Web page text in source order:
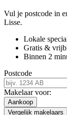
Vul je postcode in
Lisse.
Lokale
Gratis &
Binnen 2
Postcode
Makelaar voor:
Aankoop
Vergelijk makelaars